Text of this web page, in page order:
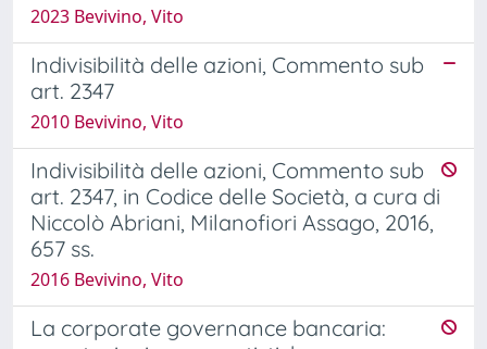
2023 Bevivino, Vito
Indivisibilità delle azioni, Commento sub
art. 2347
2010 Bevivino, Vito
Indivisibilità delle azioni, Commento sub
art. 2347, in Codice delle Società, a cura di
Niccolò Abriani, Milanofiori Assago, 2016,
657 ss.
2016 Bevivino, Vito
La corporate governance bancaria: